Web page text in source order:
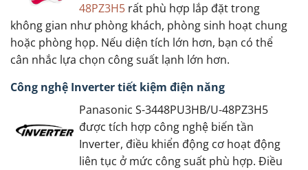
48PZ3H5 rất phù hợp lắp đặt trong
không gian như phòng khách, phòng sinh hoạt chung
hoặc phòng họp. Nếu diện tích lớn hơn, bạn có thể
cân nhắc lựa chọn công suất lạnh lớn hơn.
Công nghệ Inverter tiết kiệm điện năng
Panasonic S-3448PU3HB/U-48PZ3H5
được tích hợp công nghệ biến tần
Inverter, điều khiển động cơ hoạt động
liên tục ở mức công suất phù hợp. Điều